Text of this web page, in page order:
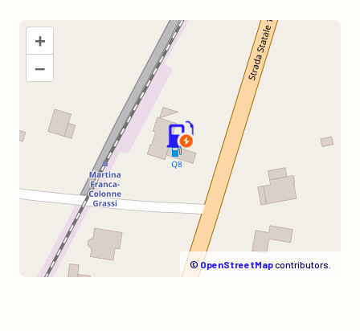
+
–
© OpenStreetMapcontributors.